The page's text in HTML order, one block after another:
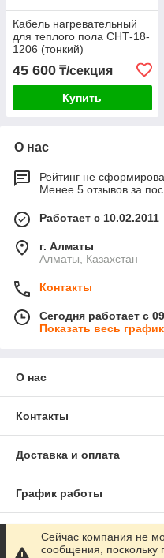
Кабель нагревательный
для теплого пола СНТ-18-
1206 (тонкий)
45 600 ₸/секция
Купить
О нас
Рейтинг не
Менее 5 отзывов за
Работает с 10.02.2011
г. Алматы
Алматы, Казахстан
Контакты
Сегодня работает с
Показать весь
О нас
Контакты
Доставка и оплата
График работы
Полная версия сайта
Сейчас компания не
сообщения, поскольку